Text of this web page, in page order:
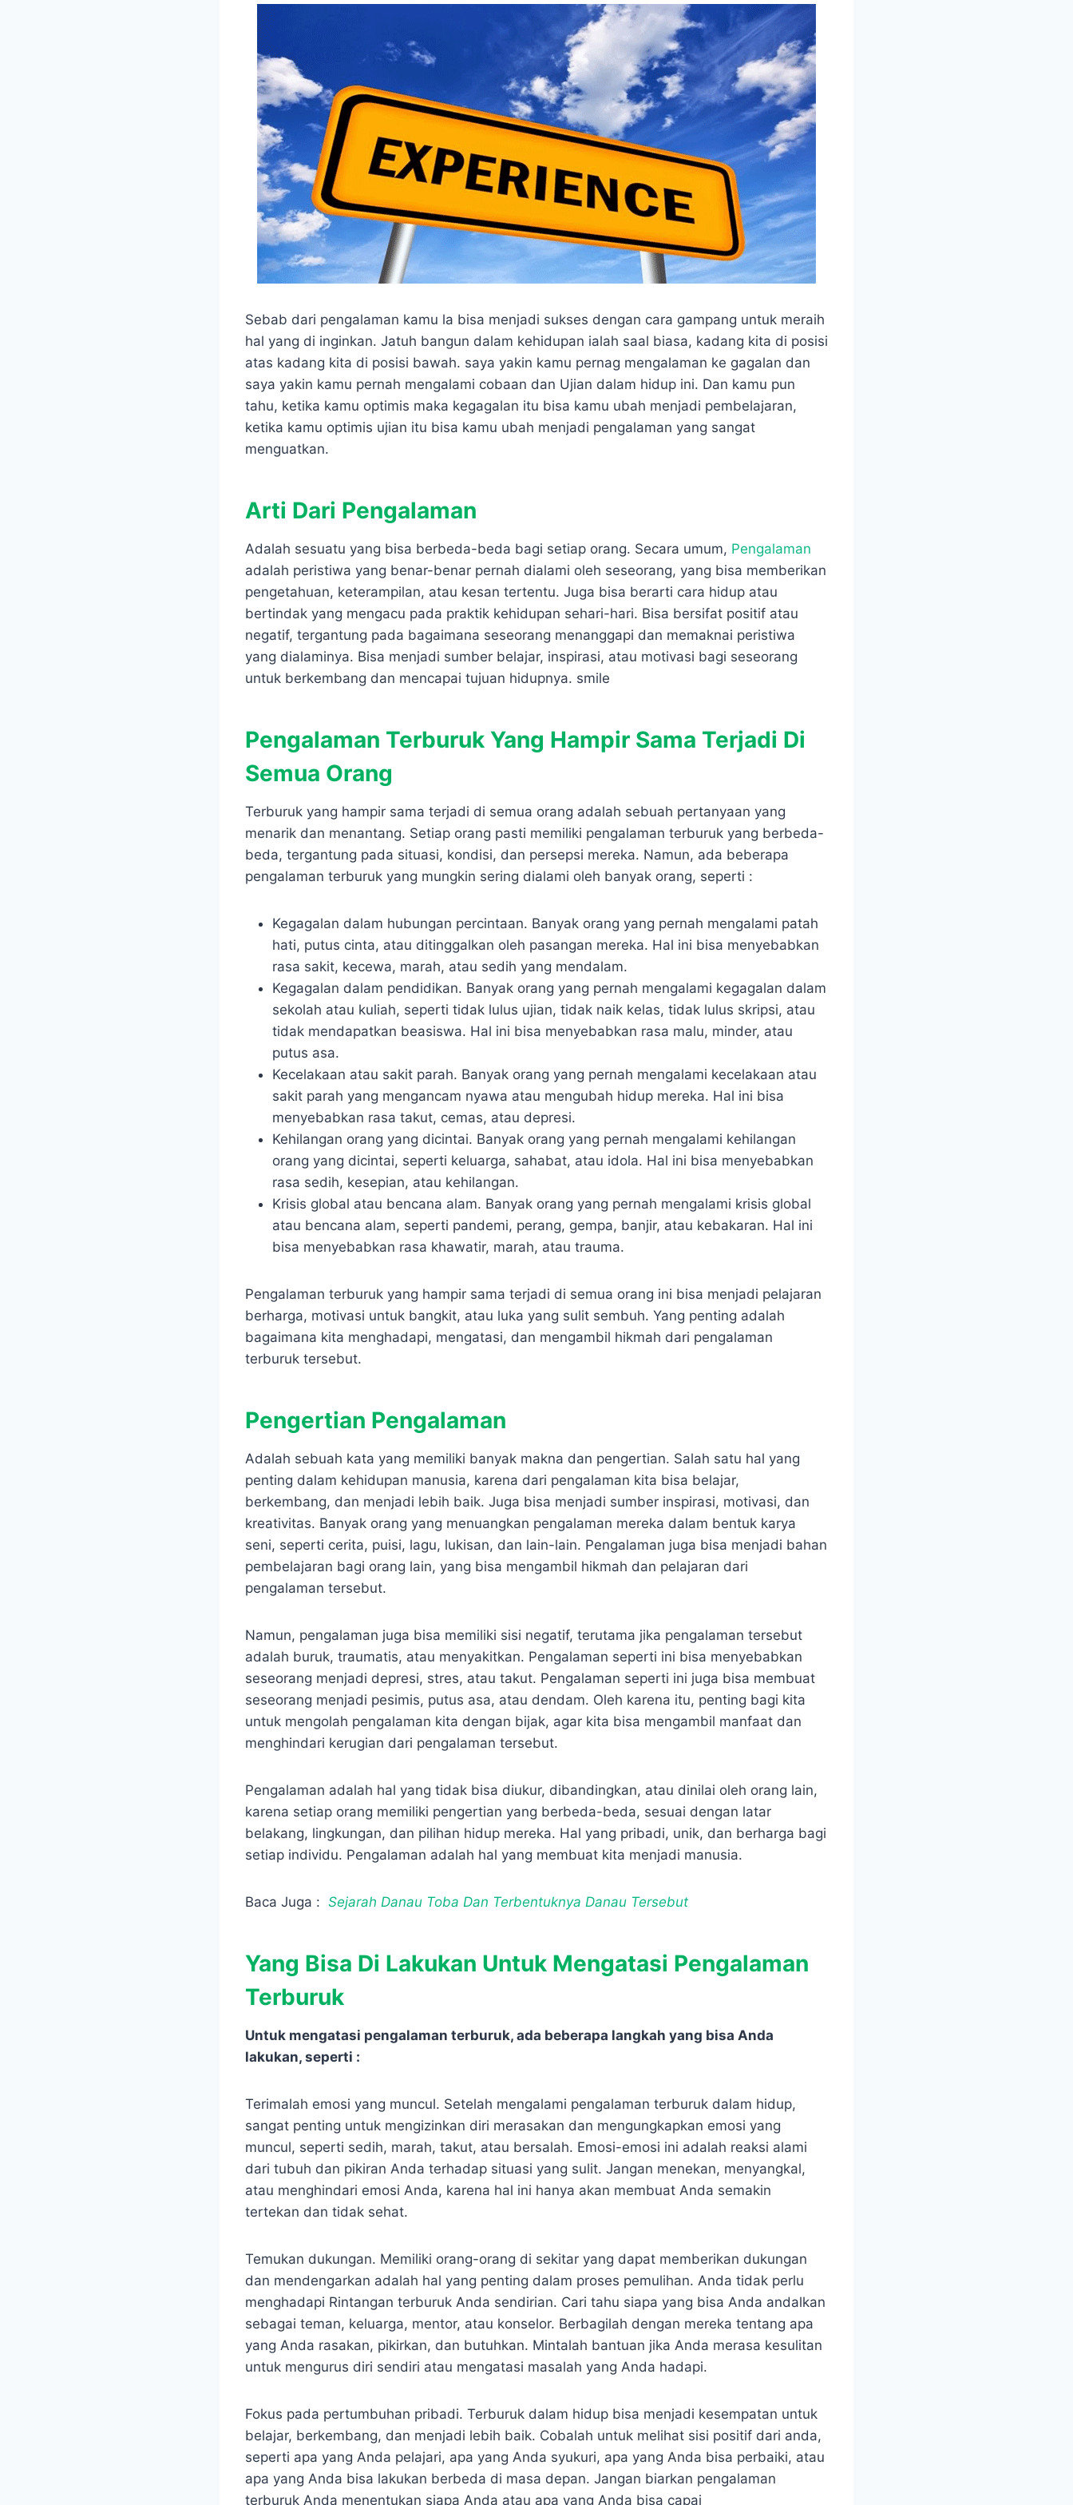
o
k
Sebab dari pengalaman kamu la bisa menjadi sukses dengan cara gampang untuk meraih
hal yang di inginkan. Jatuh bangun dalam kehidupan ialah saal biasa, kadang kita di posisi
atas kadang kita di posisi bawah. saya yakin kamu pernag mengalaman ke gagalan dan
saya yakin kamu pernah mengalami cobaan dan Ujian dalam hidup ini. Dan kamu pun
tahu, ketika kamu optimis maka kegagalan itu bisa kamu ubah menjadi pembelajaran,
ketika kamu optimis ujian itu bisa kamu ubah menjadi pengalaman yang sangat
menguatkan.
Arti Dari Pengalaman
Adalah sesuatu yang bisa berbeda-beda bagi setiap orang. Secara umum, Pengalaman
adalah peristiwa yang benar-benar pernah dialami oleh seseorang, yang bisa memberikan
pengetahuan, keterampilan, atau kesan tertentu. Juga bisa berarti cara hidup atau
bertindak yang mengacu pada praktik kehidupan sehari-hari. Bisa bersifat positif atau
negatif, tergantung pada bagaimana seseorang menanggapi dan memaknai peristiwa
yang dialaminya. Bisa menjadi sumber belajar, inspirasi, atau motivasi bagi seseorang
untuk berkembang dan mencapai tujuan hidupnya. smile
Pengalaman Terburuk Yang Hampir Sama Terjadi Di
Semua Orang
Terburuk yang hampir sama terjadi di semua orang adalah sebuah pertanyaan yang
menarik dan menantang. Setiap orang pasti memiliki pengalaman terburuk yang berbeda-
beda, tergantung pada situasi, kondisi, dan persepsi mereka. Namun, ada beberapa
pengalaman terburuk yang mungkin sering dialami oleh banyak orang, seperti :
Kegagalan dalam hubungan percintaan. Banyak orang yang pernah mengalami patah
hati, putus cinta, atau ditinggalkan oleh pasangan mereka. Hal ini bisa menyebabkan
rasa sakit, kecewa, marah, atau sedih yang mendalam.
Kegagalan dalam pendidikan. Banyak orang yang pernah mengalami kegagalan dalam
sekolah atau kuliah, seperti tidak lulus ujian, tidak naik kelas, tidak lulus skripsi, atau
tidak mendapatkan beasiswa. Hal ini bisa menyebabkan rasa malu, minder, atau
putus asa.
Kecelakaan atau sakit parah. Banyak orang yang pernah mengalami kecelakaan atau
sakit parah yang mengancam nyawa atau mengubah hidup mereka. Hal ini bisa
menyebabkan rasa takut, cemas, atau depresi.
Kehilangan orang yang dicintai. Banyak orang yang pernah mengalami kehilangan
orang yang dicintai, seperti keluarga, sahabat, atau idola. Hal ini bisa menyebabkan
rasa sedih, kesepian, atau kehilangan.
Krisis global atau bencana alam. Banyak orang yang pernah mengalami krisis global
atau bencana alam, seperti pandemi, perang, gempa, banjir, atau kebakaran. Hal ini
bisa menyebabkan rasa khawatir, marah, atau trauma.
Pengalaman terburuk yang hampir sama terjadi di semua orang ini bisa menjadi pelajaran
berharga, motivasi untuk bangkit, atau luka yang sulit sembuh. Yang penting adalah
bagaimana kita menghadapi, mengatasi, dan mengambil hikmah dari pengalaman
terburuk tersebut.
Pengertian Pengalaman
Adalah sebuah kata yang memiliki banyak makna dan pengertian. Salah satu hal yang
penting dalam kehidupan manusia, karena dari pengalaman kita bisa belajar,
berkembang, dan menjadi lebih baik. Juga bisa menjadi sumber inspirasi, motivasi, dan
kreativitas. Banyak orang yang menuangkan pengalaman mereka dalam bentuk karya
seni, seperti cerita, puisi, lagu, lukisan, dan lain-lain. Pengalaman juga bisa menjadi bahan
pembelajaran bagi orang lain, yang bisa mengambil hikmah dan pelajaran dari
pengalaman tersebut.
Namun, pengalaman juga bisa memiliki sisi negatif, terutama jika pengalaman tersebut
adalah buruk, traumatis, atau menyakitkan. Pengalaman seperti ini bisa menyebabkan
seseorang menjadi depresi, stres, atau takut. Pengalaman seperti ini juga bisa membuat
seseorang menjadi pesimis, putus asa, atau dendam. Oleh karena itu, penting bagi kita
untuk mengolah pengalaman kita dengan bijak, agar kita bisa mengambil manfaat dan
menghindari kerugian dari pengalaman tersebut.
Pengalaman adalah hal yang tidak bisa diukur, dibandingkan, atau dinilai oleh orang lain,
karena setiap orang memiliki pengertian yang berbeda-beda, sesuai dengan latar
belakang, lingkungan, dan pilihan hidup mereka. Hal yang pribadi, unik, dan berharga bagi
setiap individu. Pengalaman adalah hal yang membuat kita menjadi manusia.
Baca Juga : Sejarah Danau Toba Dan Terbentuknya Danau Tersebut
Yang Bisa Di Lakukan Untuk Mengatasi Pengalaman
Terburuk
Untuk mengatasi pengalaman terburuk, ada beberapa langkah yang bisa Anda
lakukan, seperti :
Terimalah emosi yang muncul. Setelah mengalami pengalaman terburuk dalam hidup,
sangat penting untuk mengizinkan diri merasakan dan mengungkapkan emosi yang
muncul, seperti sedih, marah, takut, atau bersalah. Emosi-emosi ini adalah reaksi alami
dari tubuh dan pikiran Anda terhadap situasi yang sulit. Jangan menekan, menyangkal,
atau menghindari emosi Anda, karena hal ini hanya akan membuat Anda semakin
tertekan dan tidak sehat.
Temukan dukungan. Memiliki orang-orang di sekitar yang dapat memberikan dukungan
dan mendengarkan adalah hal yang penting dalam proses pemulihan. Anda tidak perlu
menghadapi Rintangan terburuk Anda sendirian. Cari tahu siapa yang bisa Anda andalkan
sebagai teman, keluarga, mentor, atau konselor. Berbagilah dengan mereka tentang apa
yang Anda rasakan, pikirkan, dan butuhkan. Mintalah bantuan jika Anda merasa kesulitan
untuk mengurus diri sendiri atau mengatasi masalah yang Anda hadapi.
Fokus pada pertumbuhan pribadi. Terburuk dalam hidup bisa menjadi kesempatan untuk
belajar, berkembang, dan menjadi lebih baik. Cobalah untuk melihat sisi positif dari anda,
seperti apa yang Anda pelajari, apa yang Anda syukuri, apa yang Anda bisa perbaiki, atau
apa yang Anda bisa lakukan berbeda di masa depan. Jangan biarkan pengalaman
terburuk Anda menentukan siapa Anda atau apa yang Anda bisa capai